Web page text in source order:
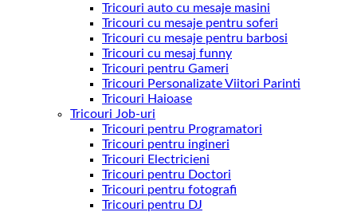
Tricouri auto cu mesaje masini
Tricouri cu mesaje pentru soferi
Tricouri cu mesaje pentru barbosi
Tricouri cu mesaj funny
Tricouri pentru Gameri
Tricouri Personalizate Viitori Parinti
Tricouri Haioase
Tricouri Job-uri
Tricouri pentru Programatori
Tricouri pentru ingineri
Tricouri Electricieni
Tricouri pentru Doctori
Tricouri pentru fotografi
Tricouri pentru DJ